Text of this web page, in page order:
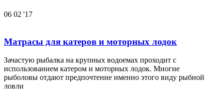
06 02 '17
Матрасы для катеров и моторных лодок
Зачастую рыбалка на крупных водоемах проходит с
использованием катером и моторных лодок. Многие
рыболовы отдают предпочтение именно этого виду рыбной
ловли